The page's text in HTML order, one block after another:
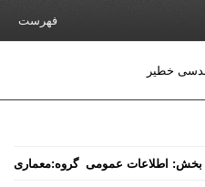
فهرست
بخش: اطلاعات عمومی گروه:معماری